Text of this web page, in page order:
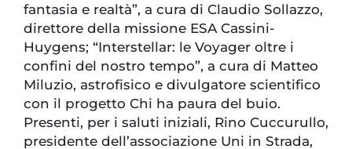
fantasia e realtà”, a cura di Claudio Sollazzo,
direttore della missione ESA Cassini-
Huygens; “Interstellar: le Voyager oltre i
confini del nostro tempo”, a cura di Matteo
Miluzio, astrofisico e divulgatore scientifico
con il progetto Chi ha paura del buio.
Presenti, per i saluti iniziali, Rino Cuccurullo,
presidente dell’associazione Uni in Strada,